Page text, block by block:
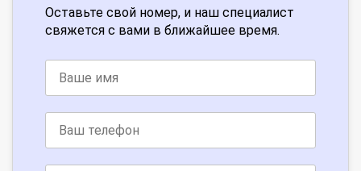
Оставьте свой номер, и наш специалист
свяжется с вами в ближайшее время.